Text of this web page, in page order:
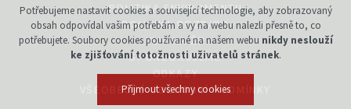
POLITIKA ENVIROMENTU
POLITIKA BOZP/PO
VLIV NA ŽP
SPONZORUJEME
ODKAZY
VŠEOBECNÉ OBCHODNÍ PODMÍNKY
Potřebujeme nastavit cookies a související technologie, aby zobrazovaný
obsah odpovídal vašim potřebám a vy na webu nalezli přesně to, co
potřebujete. Soubory cookies používané na našem webu nikdy neslouží
ke zjišťování totožnosti uživatelů stránek.
Přijmout všechny cookies